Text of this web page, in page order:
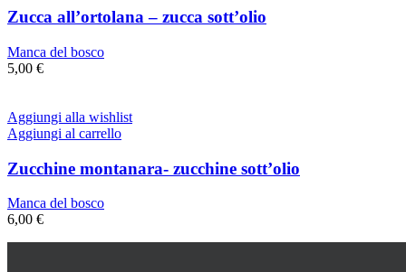
Zucca all’ortolana – zucca sott’olio
Manca del bosco
5,00 €
Aggiungi alla wishlist
Aggiungi al carrello
Zucchine montanara- zucchine sott’olio
Manca del bosco
6,00 €